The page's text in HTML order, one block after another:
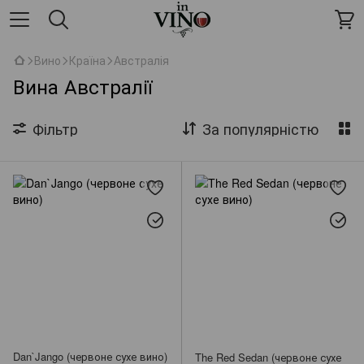
Вино Країна Австралія
Вина Австралії
Фільтр За популярністю
Dan`Jango (червоне сухе вино)
The Red Sedan (червоне сухе